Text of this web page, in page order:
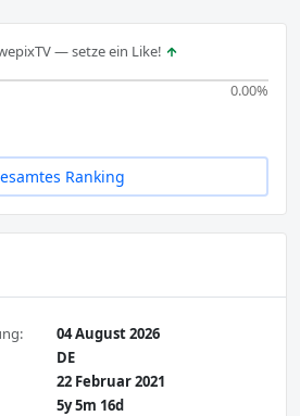
— setze ein Like!
0.00%
Ranking
04 August 2026
DE
22 Februar 2021
5y 5m 16d